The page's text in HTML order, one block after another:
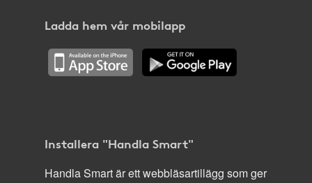
Ladda hem vår mobilapp
Installera "Handla Smart"
Handla Smart är ett webbläsartillägg som ger